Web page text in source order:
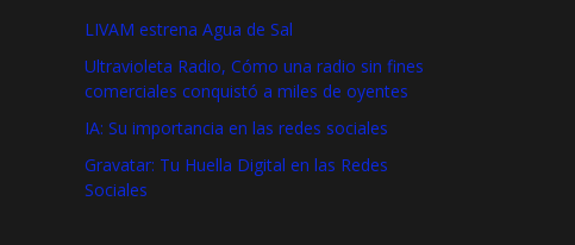
LIVAM estrena Agua de Sal
Ultravioleta Radio, Cómo una radio sin fines
comerciales conquistó a miles de oyentes
IA: Su importancia en las redes sociales
Gravatar: Tu Huella Digital en las Redes
Sociales